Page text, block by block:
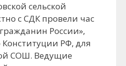
сельской
с СДК провели час
России»,
РФ, для
СОШ. Ведущие